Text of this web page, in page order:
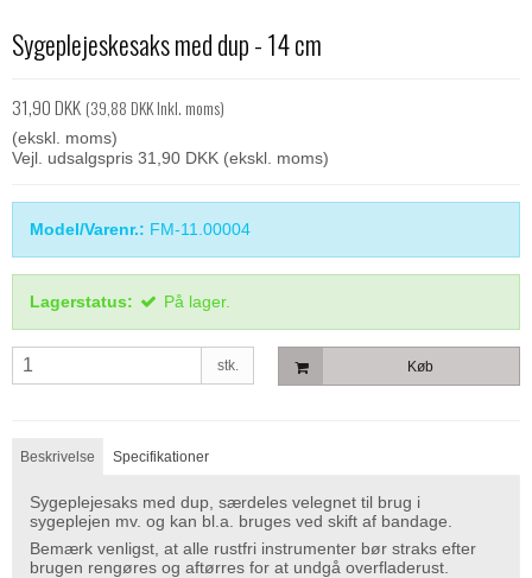
Sygeplejeskesaks med dup - 14 cm
31,90 DKK (39,88 DKK Inkl. moms)
(ekskl. moms)
Vejl. udsalgspris 31,90 DKK (ekskl. moms)
Model/Varenr.: FM-11.00004
Lagerstatus: På lager.
stk. Køb
Beskrivelse Specifikationer
Sygeplejesaks med dup, særdeles velegnet til brug i
sygeplejen mv. og kan bl.a. bruges ved skift af bandage.
Bemærk venligst, at alle rustfri instrumenter bør straks efter
brugen rengøres og aftørres for at undgå overfladerust.